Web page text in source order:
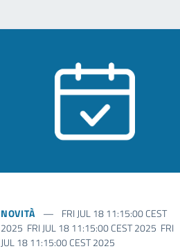
NOVITÀ
FRI JUL 18 11:15:00 CEST
2025 FRI JUL 18 11:15:00 CEST 2025 FRI
JUL 18 11:15:00 CEST 2025